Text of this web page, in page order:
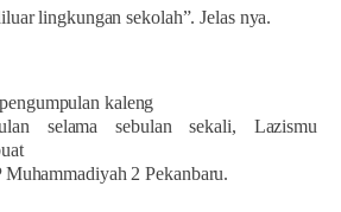
lingkungan sekolah”. Jelas nya.
kaleng
selama sebulan sekali, Lazismu
2 Pekanbaru.